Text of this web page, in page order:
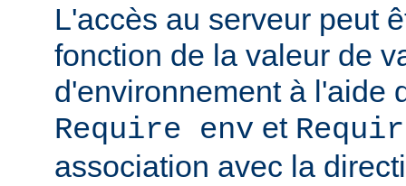
L'accès au serveur peut
fonction de la valeur de
d'environnement à l'aide
Require env et
association avec la